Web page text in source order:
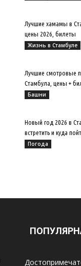
Лучшие хамамы в
цены 2026, билеты
Жизнь в Стамбуле
Лучшие смотровые
Стамбула, цены +
Башни
Новый год 2026 в
встретить и куда
Погода